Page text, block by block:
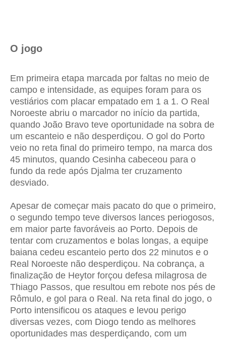
O jogo
Em primeira etapa marcada por faltas no meio de
campo e intensidade, as equipes foram para os
vestiários com placar empatado em 1 a 1. O Real
Noroeste abriu o marcador no início da partida,
quando João Bravo teve oportunidade na sobra de
um escanteio e não desperdiçou. O gol do Porto
veio no reta final do primeiro tempo, na marca dos
45 minutos, quando Cesinha cabeceou para o
fundo da rede após Djalma ter cruzamento
desviado.
Apesar de começar mais pacato do que o primeiro,
o segundo tempo teve diversos lances periogosos,
em maior parte favoráveis ao Porto. Depois de
tentar com cruzamentos e bolas longas, a equipe
baiana cedeu escanteio perto dos 22 minutos e o
Real Noroeste não desperdiçou. Na cobrança, a
finalização de Heytor forçou defesa milagrosa de
Thiago Passos, que resultou em rebote nos pés de
Rômulo, e gol para o Real. Na reta final do jogo, o
Porto intensificou os ataques e levou perigo
diversas vezes, com Diogo tendo as melhores
oportunidades mas desperdiçando, com um